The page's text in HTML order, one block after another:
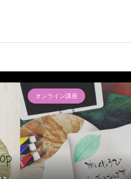
オンライン講座